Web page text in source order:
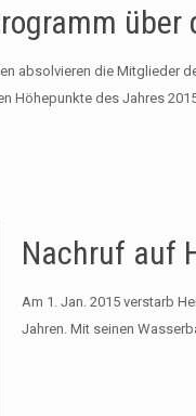
über
absolvieren die Mitglieder
Höhepunkte des Jahres
Nachruf auf
Am 1. Jan. 2015 verstarb
Jahren. Mit seinen